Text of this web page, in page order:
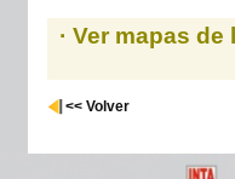
· Ver mapas
<< Volver